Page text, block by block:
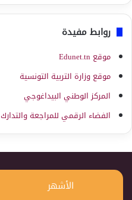
روابط مفيدة
موقع Edunet.tn
موقع وزارة التربية التونسية
المركز الوطني البيداغوجي
الفضاء الرقمي للمراجعة والتدارك
الأشهر